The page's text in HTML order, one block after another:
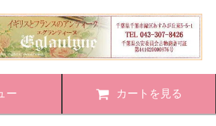
ー カートを見る